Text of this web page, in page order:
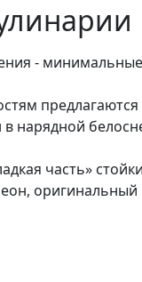
-
в нарядной
часть»